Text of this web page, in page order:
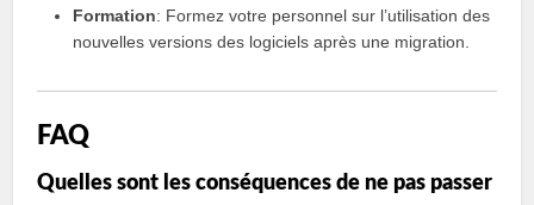
Formation: Formez votre personnel sur l’utilisation des
nouvelles versions des logiciels après une migration.
FAQ
Quelles sont les conséquences de ne pas passer